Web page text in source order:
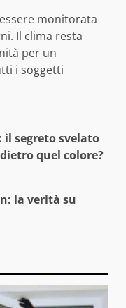
monitorata
Il clima resta
per un
i soggetti
il segreto svelato
quel colore?
la verità su